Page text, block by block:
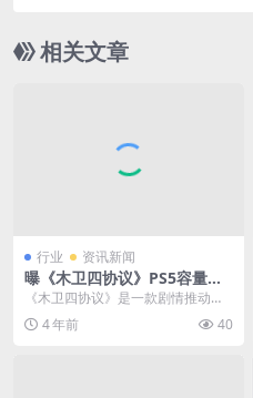
相关文章
行业 资讯新闻
曝《木卫四协议》PS5容量约4
2.8G 11月30日开启预载
《木卫四协议》是一款剧情推动型
第三人称生存冒险游戏，将于12月
2日正式发售。近日...
4 年前 40